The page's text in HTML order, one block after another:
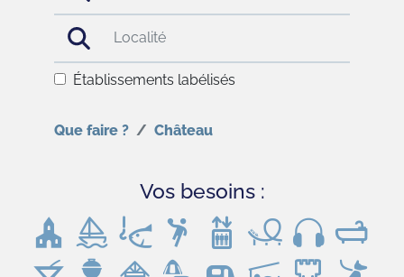
Établissements labélisés
Que faire ? Château
Vos besoins :